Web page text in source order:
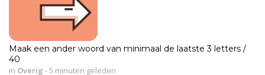
Maak een ander woord van minimaal de laatste 3 letters /
40
in Overig -5 minuten geleden